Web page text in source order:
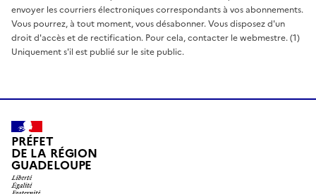
envoyer les courriers électroniques correspondants à vos abonnements.
Vous pourrez, à tout moment, vous désabonner. Vous disposez d'un
droit d'accès et de rectification. Pour cela, contacter le webmestre. (1)
Uniquement s'il est publié sur le site public.
PRÉFET
DE LA RÉGION
GUADELOUPE